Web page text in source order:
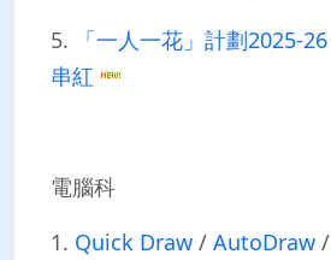
5.
「一人一花」計劃2025-26
串紅
電腦科
1. Quick Draw / AutoDraw /